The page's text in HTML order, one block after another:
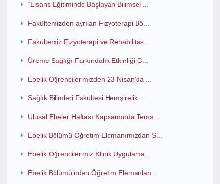
“Lisans Eğitiminde Başlayan Bilimsel ...
Fakültemizden ayrılan Fizyoterapi Bö...
Fakültemiz Fizyoterapi ve Rehabilitas...
Üreme Sağlığı Farkındalık Etkinliği G...
Ebelik Öğrencilerimizden 23 Nisan’da ...
Sağlık Bilimleri Fakültesi Hemşirelik...
Ulusal Ebeler Haftası Kapsamında Tems...
Ebelik Bölümü Öğretim Elemanımızdan S...
Ebelik Öğrencilerimiz Klinik Uygulama...
Ebelik Bölümü’nden Öğretim Elemanları...